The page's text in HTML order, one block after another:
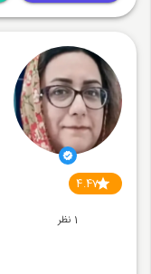
4.47
1 نظر